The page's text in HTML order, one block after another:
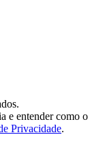
e entender como o
Privacidade.